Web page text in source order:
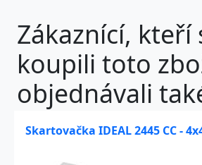
Zákaznící, kteří
koupili toto
objednávali
Skartovačka IDEAL 2445 CC -